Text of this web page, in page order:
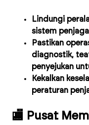
Lindungi
sistem
Pastikan
diagnostik,
penyejukan
Kekalkan
peraturan
🏬 Pusat